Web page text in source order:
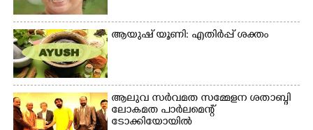
ആയുഷ് യൂണി: എതിർപ്പ് ശക്തം
ആലുവ സർവമത സമ്മേളന ശതാബ്ദി
ലോകമത പാർലമെന്റ്
ടോക്കിയോയിൽ